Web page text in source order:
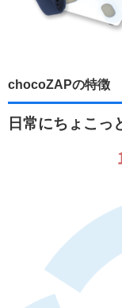
chocoZAPの特徴
日常にちょこっ